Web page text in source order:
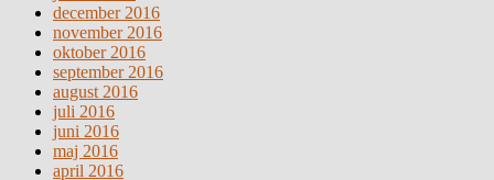
december 2016
november 2016
oktober 2016
september 2016
august 2016
juli 2016
juni 2016
maj 2016
april 2016